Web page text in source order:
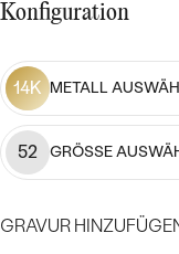
GÜNSTIG
LUXURIÖSE
NACH EDELSTEIN
MIT DIAMANT
MIT LAB
MIT
MIT
GOLD
SILBER
MIT DIAMANT
MIT
PREISWERTE
MIT TIEREN
NACH EDELSTEIN
MIT DIAMANT
NACH EDELSTEIN
MIT DIAMANT
MIT
NACH PREIS
Konfiguration
14K METALL
52 GRÖSSE
GRAVUR